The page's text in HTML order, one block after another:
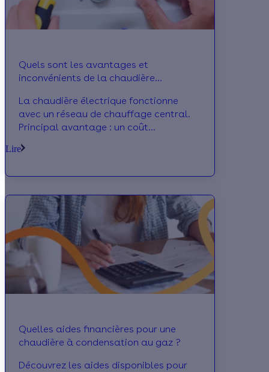
Quels sont les avantages et
inconvénients de la chaudière
La chaudière électrique fonctionne
avec un réseau de chauffage central.
Principal avantage : un coût
faible. Alors, quels inconvénients peut-
Lire
Quelles aides financières pour une
chaudière à condensation au gaz ?
Découvrez les aides disponibles pour